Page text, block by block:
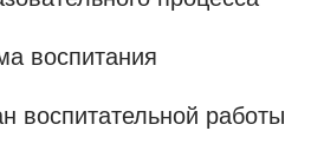
воспитания
воспитательной работы